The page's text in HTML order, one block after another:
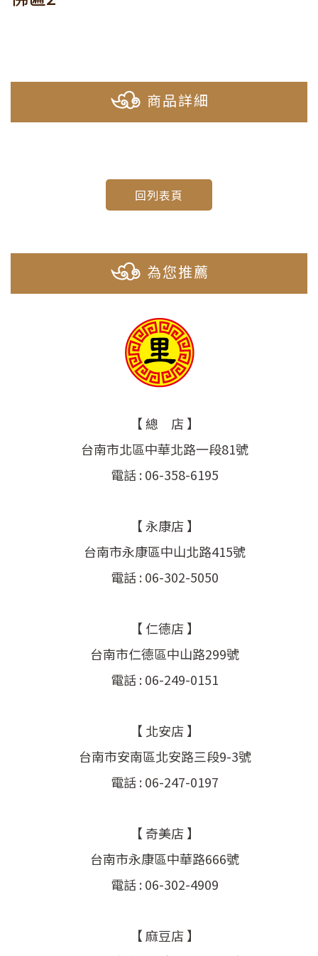
商品詳細
回列表頁
為您推薦
【 總 店 】
台南市北區中華北路一段81號
電話 : 06-358-6195
【 永康店 】
台南市永康區中山北路415號
電話 : 06-302-5050
【 仁德店 】
台南市仁德區中山路299號
電話 : 06-249-0151
【 北安店 】
台南市安南區北安路三段9-3號
電話 : 06-247-0197
【 奇美店 】
台南市永康區中華路666號
電話 : 06-302-4909
【 麻豆店 】